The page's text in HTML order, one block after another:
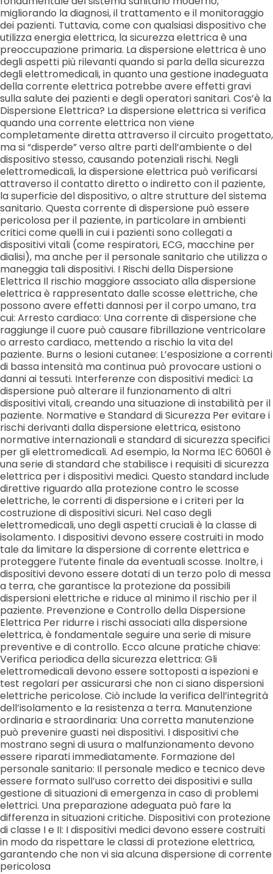
migliorando la diagnosi, il trattamento e il monitoraggio
dei pazienti. Tuttavia, come con qualsiasi dispositivo che
utilizza energia elettrica, la sicurezza elettrica è una
preoccupazione primaria. La dispersione elettrica è uno
degli aspetti più rilevanti quando si parla della sicurezza
degli elettromedicali, in quanto una gestione inadeguata
della corrente elettrica potrebbe avere effetti gravi
sulla salute dei pazienti e degli operatori sanitari. Cos’è la
Dispersione Elettrica? La dispersione elettrica si verifica
quando una corrente elettrica non viene
completamente diretta attraverso il circuito progettato,
ma si “disperde” verso altre parti dell’ambiente o del
dispositivo stesso, causando potenziali rischi. Negli
elettromedicali, la dispersione elettrica può verificarsi
attraverso il contatto diretto o indiretto con il paziente,
la superficie del dispositivo, o altre strutture del sistema
sanitario. Questa corrente di dispersione può essere
pericolosa per il paziente, in particolare in ambienti
critici come quelli in cui i pazienti sono collegati a
dispositivi vitali (come respiratori, ECG, macchine per
dialisi), ma anche per il personale sanitario che utilizza o
maneggia tali dispositivi. I Rischi della Dispersione
Elettrica Il rischio maggiore associato alla dispersione
elettrica è rappresentato dalle scosse elettriche, che
possono avere effetti dannosi per il corpo umano, tra
cui: Arresto cardiaco: Una corrente di dispersione che
raggiunge il cuore può causare fibrillazione ventricolare
o arresto cardiaco, mettendo a rischio la vita del
paziente. Burns o lesioni cutanee: L’esposizione a correnti
di bassa intensità ma continua può provocare ustioni o
danni ai tessuti. Interferenze con dispositivi medici: La
dispersione può alterare il funzionamento di altri
dispositivi vitali, creando una situazione di instabilità per il
paziente. Normative e Standard di Sicurezza Per evitare i
rischi derivanti dalla dispersione elettrica, esistono
normative internazionali e standard di sicurezza specifici
per gli elettromedicali. Ad esempio, la Norma IEC 60601 è
una serie di standard che stabilisce i requisiti di sicurezza
elettrica per i dispositivi medici. Questo standard include
direttive riguardo alla protezione contro le scosse
elettriche, le correnti di dispersione e i criteri per la
costruzione di dispositivi sicuri. Nel caso degli
elettromedicali, uno degli aspetti cruciali è la classe di
isolamento. I dispositivi devono essere costruiti in modo
tale da limitare la dispersione di corrente elettrica e
proteggere l’utente finale da eventuali scosse. Inoltre, i
dispositivi devono essere dotati di un terzo polo di messa
a terra, che garantisce la protezione da possibili
dispersioni elettriche e riduce al minimo il rischio per il
paziente. Prevenzione e Controllo della Dispersione
Elettrica Per ridurre i rischi associati alla dispersione
elettrica, è fondamentale seguire una serie di misure
preventive e di controllo. Ecco alcune pratiche chiave:
Verifica periodica della sicurezza elettrica: Gli
elettromedicali devono essere sottoposti a ispezioni e
test regolari per assicurarsi che non ci siano dispersioni
elettriche pericolose. Ciò include la verifica dell’integrità
dell’isolamento e la resistenza a terra. Manutenzione
ordinaria e straordinaria: Una corretta manutenzione
può prevenire guasti nei dispositivi. I dispositivi che
mostrano segni di usura o malfunzionamento devono
essere riparati immediatamente. Formazione del
personale sanitario: Il personale medico e tecnico deve
essere formato sull’uso corretto dei dispositivi e sulla
gestione di situazioni di emergenza in caso di problemi
elettrici. Una preparazione adeguata può fare la
differenza in situazioni critiche. Dispositivi con protezione
di classe I e II: I dispositivi medici devono essere costruiti
in modo da rispettare le classi di protezione elettrica,
garantendo che non vi sia alcuna dispersione di corrente
pericolosa